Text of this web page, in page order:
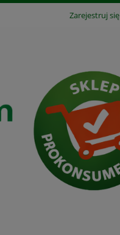
Zarejestruj się